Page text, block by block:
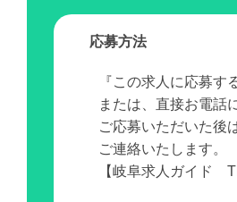
応募方法
『この求人に応募す
または、直接お電話
ご応募いただいた後
ご連絡いたします。
【岐阜求人ガイド